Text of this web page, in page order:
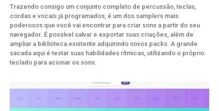
Trazendo consigo um conjunto completo de percussão, teclas,
cordas e vocais já programados, é um dos samplers mais
poderosos que você vai encontrar para criar sons a partir do seu
navegador. É possível salvar e exportar suas criações, além de
ampliar a biblioteca existente adquirindo novos packs. A grande
sacada aqui é testar suas habilidades rítmicas, utilizando o próprio
teclado para acionar os sons.